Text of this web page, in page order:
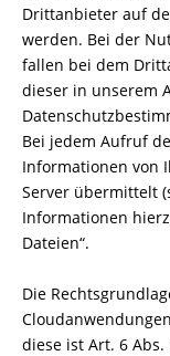
Drittanbieter auf
werden. Bei der
fallen bei dem
dieser in unserem
Bei jedem Aufruf
Informationen von
Server übermittelt
Informationen
Dateien“.
Die
diese ist Art. 6 Abs.